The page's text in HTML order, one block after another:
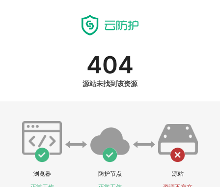
404
源站未找到该资源
浏览器
防护节点
源站